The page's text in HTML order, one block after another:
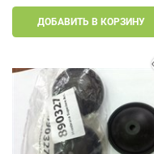
ДОБАВИТЬ В КОРЗИНУ